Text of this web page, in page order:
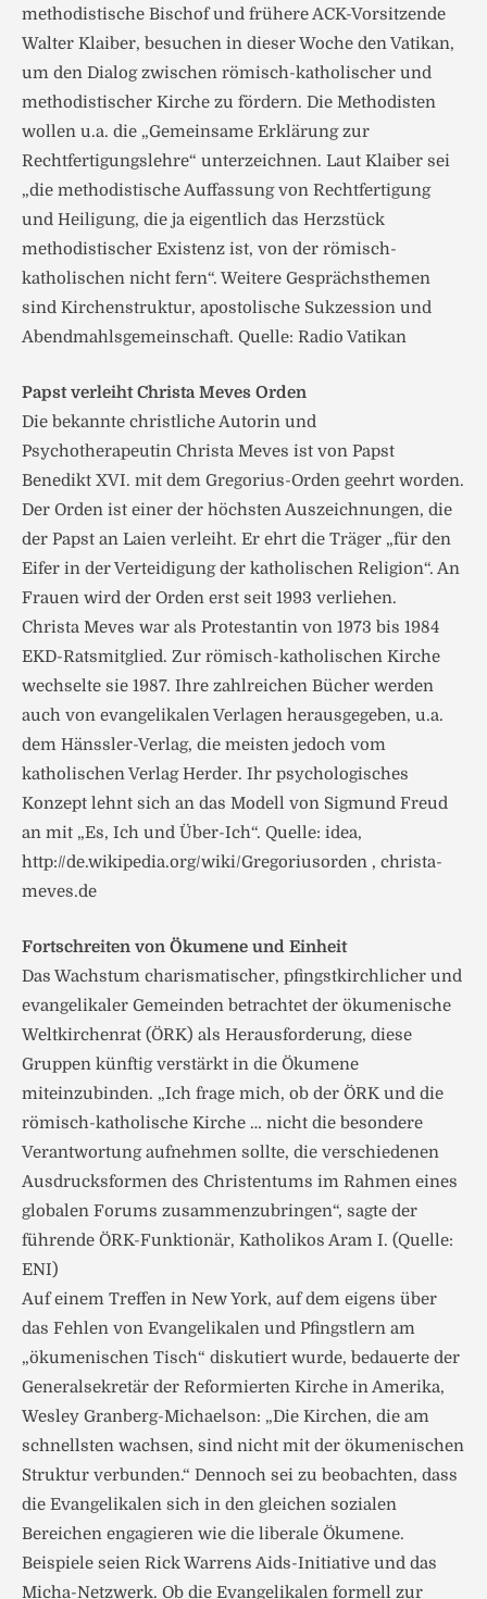
methodistische Bischof und frühere ACK-Vorsitzende
Walter Klaiber, besuchen in dieser Woche den Vatikan,
um den Dialog zwischen römisch-katholischer und
methodistischer Kirche zu fördern. Die Methodisten
wollen u.a. die „Gemeinsame Erklärung zur
Rechtfertigungslehre“ unterzeichnen. Laut Klaiber sei
„die methodistische Auffassung von Rechtfertigung
und Heiligung, die ja eigentlich das Herzstück
methodistischer Existenz ist, von der römisch-
katholischen nicht fern“. Weitere Gesprächsthemen
sind Kirchenstruktur, apostolische Sukzession und
Abendmahlsgemeinschaft. Quelle: Radio Vatikan
Papst verleiht Christa Meves Orden
Die bekannte christliche Autorin und
Psychotherapeutin Christa Meves ist von Papst
Benedikt XVI. mit dem Gregorius-Orden geehrt worden.
Der Orden ist einer der höchsten Auszeichnungen, die
der Papst an Laien verleiht. Er ehrt die Träger „für den
Eifer in der Verteidigung der katholischen Religion“. An
Frauen wird der Orden erst seit 1993 verliehen.
Christa Meves war als Protestantin von 1973 bis 1984
EKD-Ratsmitglied. Zur römisch-katholischen Kirche
wechselte sie 1987. Ihre zahlreichen Bücher werden
auch von evangelikalen Verlagen herausgegeben, u.a.
dem Hänssler-Verlag, die meisten jedoch vom
katholischen Verlag Herder. Ihr psychologisches
Konzept lehnt sich an das Modell von Sigmund Freud
an mit „Es, Ich und Über-Ich“. Quelle: idea,
http://de.wikipedia.org/wiki/Gregoriusorden , christa-
meves.de
Fortschreiten von Ökumene und Einheit
Das Wachstum charismatischer, pfingstkirchlicher und
evangelikaler Gemeinden betrachtet der ökumenische
Weltkirchenrat (ÖRK) als Herausforderung, diese
Gruppen künftig verstärkt in die Ökumene
miteinzubinden. „Ich frage mich, ob der ÖRK und die
römisch-katholische Kirche … nicht die besondere
Verantwortung aufnehmen sollte, die verschiedenen
Ausdrucksformen des Christentums im Rahmen eines
globalen Forums zusammenzubringen“, sagte der
führende ÖRK-Funktionär, Katholikos Aram I. (Quelle:
ENI)
Auf einem Treffen in New York, auf dem eigens über
das Fehlen von Evangelikalen und Pfingstlern am
„ökumenischen Tisch“ diskutiert wurde, bedauerte der
Generalsekretär der Reformierten Kirche in Amerika,
Wesley Granberg-Michaelson: „Die Kirchen, die am
schnellsten wachsen, sind nicht mit der ökumenischen
Struktur verbunden.“ Dennoch sei zu beobachten, dass
die Evangelikalen sich in den gleichen sozialen
Bereichen engagieren wie die liberale Ökumene.
Beispiele seien Rick Warrens Aids-Initiative und das
Micha-Netzwerk. Ob die Evangelikalen formell zur